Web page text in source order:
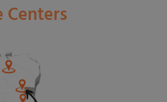
Centers